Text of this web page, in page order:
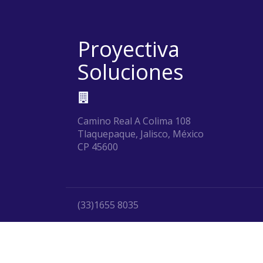
Proyectiva
Soluciones
Camino Real A Colima 108
Tlaquepaque, Jalisco, México
CP 45600
(33)1655 8035